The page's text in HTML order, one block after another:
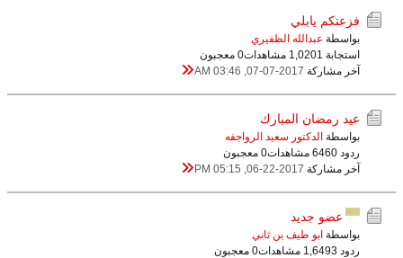
فزعتكم يابلي
بواسطة عبدالله الظفيري
استجابة 1
1,020 مشاهدات
0 معجبون
آخر مشاركة 07-07-2017, 03:46 AM
عيد رمضان المبارك
بواسطة الدكتور سعيد الرواجفه
ردود 0
646 مشاهدات
0 معجبون
آخر مشاركة 06-22-2017, 05:15 PM
عضو جديد
بواسطة ابو طيف بن ثاني
ردود 3
1,649 مشاهدات
0 معجبون